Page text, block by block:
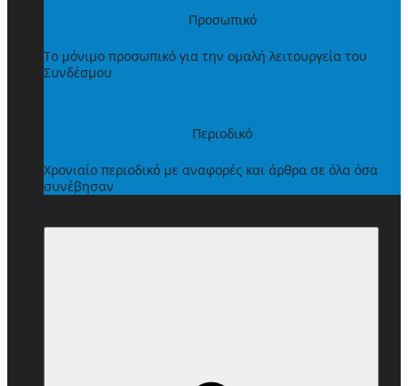
Προσωπικό
Το μόνιμο προσωπικό για την ομαλή λειτουργεία του
Συνδέσμου
Περιοδικό
Χρονιαίο περιοδικό με αναφορές και άρθρα σε όλα όσα
συνέβησαν